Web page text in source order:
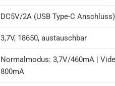
DC5V/2A (USB Type-C Anschluss)
3,7V, 18650, austauschbar
Normalmodus: 3,7V/460mA |
800mA